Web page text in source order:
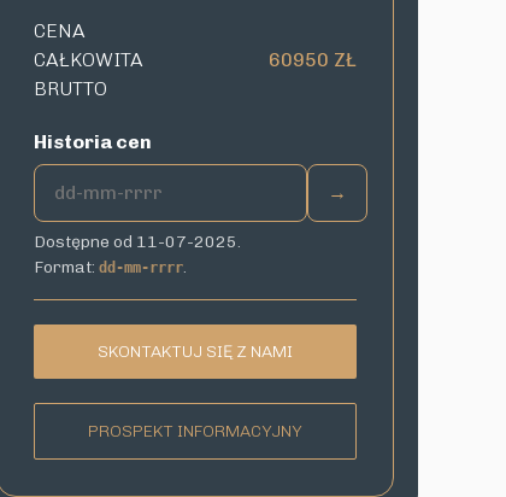
CENA
CAŁKOWITA
BRUTTO
60950 ZŁ
Historia cen
→
Dostępne od 11-07-2025.
Format:dd-mm-rrrr.
SKONTAKTUJ SIĘ Z NAMI
PROSPEKT INFORMACYJNY